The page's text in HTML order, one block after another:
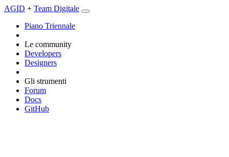
AGID + Team Digitale
Piano Triennale
Le community
Developers
Designers
Gli strumenti
Forum
Docs
GitHub